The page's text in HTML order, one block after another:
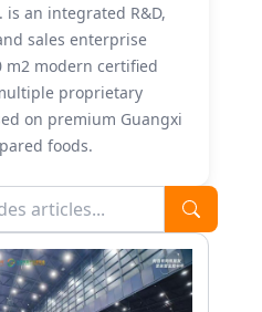
is an integrated R&D,
sales enterprise
m2 modern certified
proprietary
on premium Guangxi
foods.